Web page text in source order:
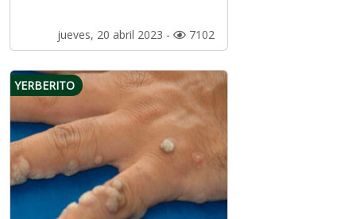
jueves, 20 abril 2023 - 7102
YERBERITO